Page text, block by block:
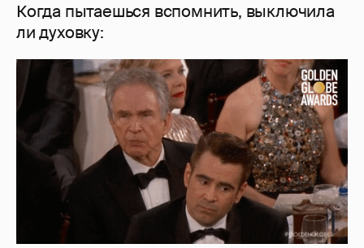
Когда пытаешься вспомнить, выключила
ли духовку: